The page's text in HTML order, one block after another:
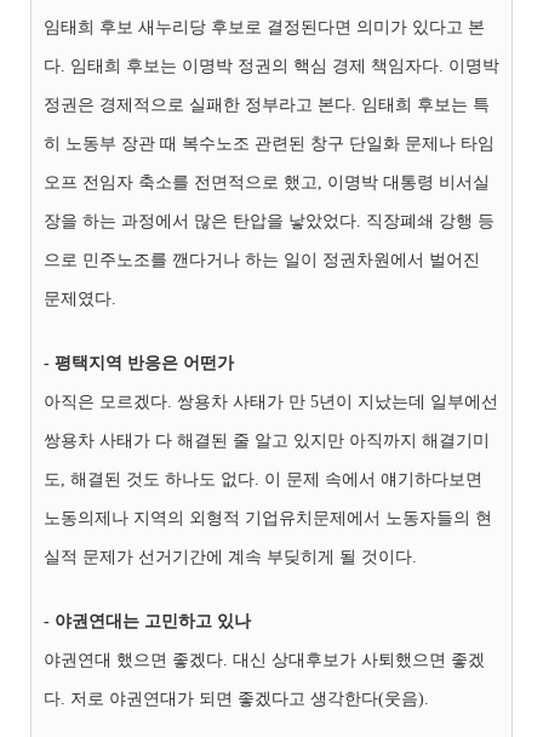
임태희 후보 새누리당 후보로 결정된다면 의미가 있다고 본
다. 임태희 후보는 이명박 정권의 핵심 경제 책임자다. 이명박
정권은 경제적으로 실패한 정부라고 본다. 임태희 후보는 특
히 노동부 장관 때 복수노조 관련된 창구 단일화 문제나 타임
오프 전임자 축소를 전면적으로 했고, 이명박 대통령 비서실
장을 하는 과정에서 많은 탄압을 낳았었다. 직장폐쇄 강행 등
으로 민주노조를 깬다거나 하는 일이 정권차원에서 벌어진
문제였다.
- 평택지역 반응은 어떤가
아직은 모르겠다. 쌍용차 사태가 만 5년이 지났는데 일부에선
쌍용차 사태가 다 해결된 줄 알고 있지만 아직까지 해결기미
도, 해결된 것도 하나도 없다. 이 문제 속에서 얘기하다보면
노동의제나 지역의 외형적 기업유치문제에서 노동자들의 현
실적 문제가 선거기간에 계속 부딪히게 될 것이다.
- 야권연대는 고민하고 있나
야권연대 했으면 좋겠다. 대신 상대후보가 사퇴했으면 좋겠
다. 저로 야권연대가 되면 좋겠다고 생각한다(웃음).